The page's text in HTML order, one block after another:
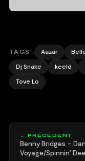
TAGS : Aazar
Dj Snake
keeld
Tove Lo
← PRÉCÉDENT
Benny Bridges –
Voyage/Spinnin’